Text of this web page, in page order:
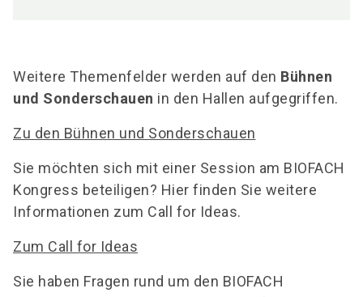
Weitere Themenfelder werden auf den Bühnen
und Sonderschauen in den Hallen aufgegriffen.
Zu den Bühnen und Sonderschauen
Sie möchten sich mit einer Session am BIOFACH
Kongress beteiligen? Hier finden Sie weitere
Informationen zum Call for Ideas.
Zum Call for Ideas
Sie haben Fragen rund um den BIOFACH